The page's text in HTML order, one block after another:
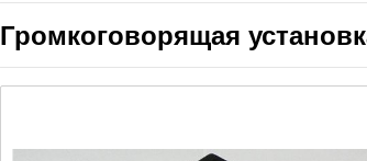
Громкоговорящая